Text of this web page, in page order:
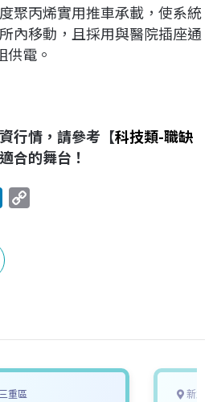
聚丙烯實用推車承載，使系統
內移動，且採用與醫院插座通
供電。
行情，請參考【科技類-職缺
合的舞台！
k
n
k
重區 新北